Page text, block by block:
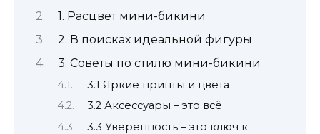
1. Расцвет мини-бикини
2. В поисках идеальной фигуры
3. Советы по стилю мини-бикини
3.1 Яркие принты и цвета
3.2 Аксессуары – это всё
3.3 Уверенность – это ключ к